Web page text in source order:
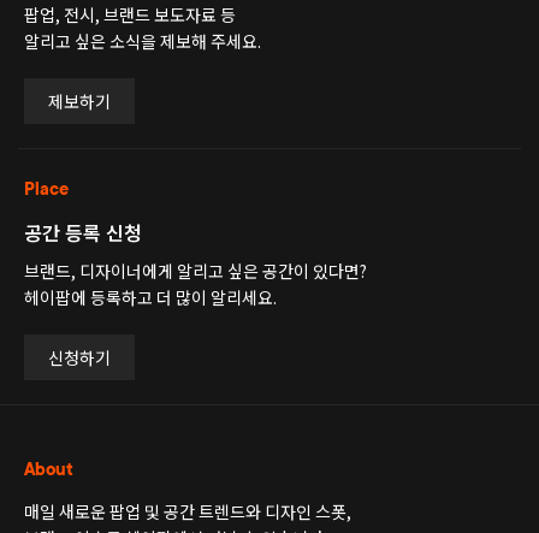
팝업, 전시, 브랜드 보도자료 등
알리고 싶은 소식을 제보해 주세요.
제보하기
Place
공간 등록 신청
브랜드, 디자이너에게 알리고 싶은 공간이 있다면?
헤이팝에 등록하고 더 많이 알리세요.
신청하기
About
매일 새로운 팝업 및 공간 트렌드와 디자인 스폿,